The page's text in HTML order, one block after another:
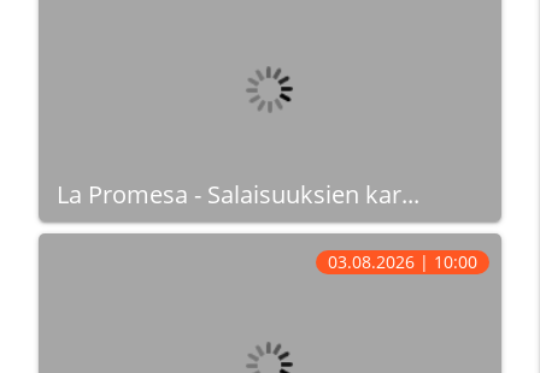
La Promesa - Salaisuuksien kar...
03.08.2026 | 10:00